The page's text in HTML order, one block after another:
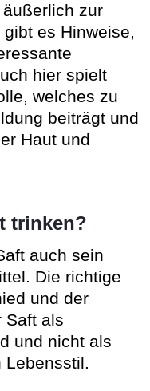
zur
es Hinweise,
hier spielt
welches zu
beiträgt und
Haut und
trinken?
auch sein
Die richtige
und der
Saft als
und nicht als
Lebensstil.